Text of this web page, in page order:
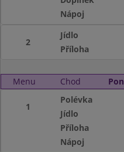
Nápoj
2
Jídlo
Příloha
Menu Chod
1
Polévka
Jídlo
Příloha
Nápoj